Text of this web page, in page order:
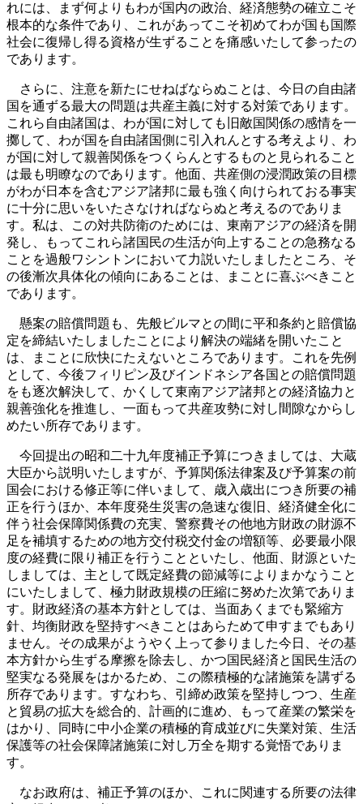
れには、まず何よりもわが国内の政治、経済態勢の確立こそ
根本的な条件であり、これがあってこそ初めてわが国も国際
社会に復帰し得る資格が生ずることを痛感いたして参ったの
であります。
さらに、注意を新たにせねばならぬことは、今日の自由諸
国を通ずる最大の問題は共産主義に対する対策であります。
これら自由諸国は、わが国に対しても旧敵国関係の感情を一
擲して、わが国を自由諸国側に引入れんとする考えより、わ
が国に対して親善関係をつくらんとするものと見られること
は最も明瞭なのであります。他面、共産側の浸潤政策の目標
がわが日本を含むアジア諸邦に最も強く向けられておる事実
に十分に思いをいたさなければならぬと考えるのでありま
す。私は、この対共防衛のためには、東南アジアの経済を開
発し、もってこれら諸国民の生活が向上することの急務なる
ことを過般ワシントンにおいて力説いたしましたところ、そ
の後漸次具体化の傾向にあることは、まことに喜ぶべきこと
であります。
懸案の賠償問題も、先般ビルマとの間に平和条約と賠償協
定を締結いたしましたことにより解決の端緒を開いたこと
は、まことに欣快にたえないところであります。これを先例
として、今後フィリピン及びインドネシア各国との賠償問題
をも逐次解決して、かくして東南アジア諸邦との経済協力と
親善強化を推進し、一面もって共産攻勢に対し間隙なからし
めたい所存であります。
今回提出の昭和二十九年度補正予算につきましては、大蔵
大臣から説明いたしますが、予算関係法律案及び予算案の前
国会における修正等に伴いまして、歳入歳出につき所要の補
正を行うほか、本年度発生災害の急速な復旧、経済健全化に
伴う社会保障関係費の充実、警察費その他地方財政の財源不
足を補填するための地方交付税交付金の増額等、必要最小限
度の経費に限り補正を行うことといたし、他面、財源といた
しましては、主として既定経費の節減等によりまかなうこと
にいたしまして、極力財政規模の圧縮に努めた次第でありま
す。財政経済の基本方針としては、当面あくまでも緊縮方
針、均衡財政を堅持すべきことはあらためて申すまでもあり
ません。その成果がようやく上って参りました今日、その基
本方針から生ずる摩擦を除去し、かつ国民経済と国民生活の
堅実なる発展をはかるため、この際積極的な諸施策を講ずる
所存であります。すなわち、引締め政策を堅持しつつ、生産
と貿易の拡大を総合的、計画的に進め、もって産業の繁栄を
はかり、同時に中小企業の積極的育成並びに失業対策、生活
保護等の社会保障諸施策に対し万全を期する覚悟でありま
す。
なお政府は、補正予算のほか、これに関連する所要の法律